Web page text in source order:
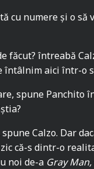
cu numere și o să
făcut? întreabă
aici într-o
spune Panchito
Calzo. Dar
că-s dintr-o
noi de-a Gray Man,